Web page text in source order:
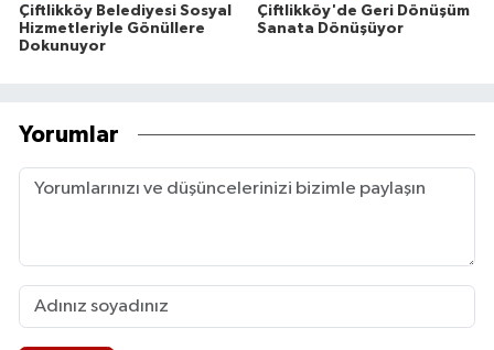
Çiftlikköy Belediyesi Sosyal
Hizmetleriyle Gönüllere
Dokunuyor
Çiftlikköy'de Geri Dönüşüm
Sanata Dönüşüyor
Yorumlar